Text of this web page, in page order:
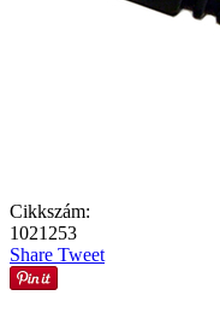
Cikkszám:
1021253
Share Tweet